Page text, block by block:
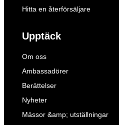
Hitta en återförsäljare
Upptäck
Om oss
Ambassadörer
Berättelser
Nyheter
Mässor &amp; utställningar